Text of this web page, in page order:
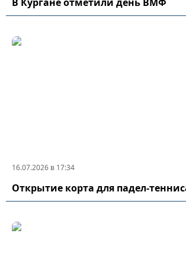
16.07.2026 в 17:34
Открытие корта для падел-